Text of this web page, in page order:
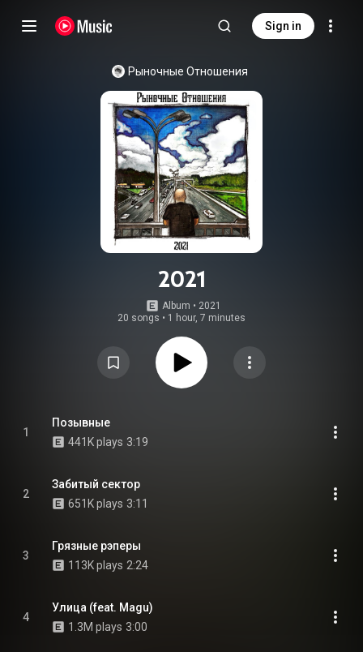
Sign in
Рыночные Отношения
2021
Album • 2021
20 songs • 1 hour, 7 minutes
1
Позывные
441K plays 3:19
2
Забитый сектор
651K plays 3:11
3
Грязные рэперы
113K plays 2:24
4
Улица (feat. Magu)
1.3M plays 3:00